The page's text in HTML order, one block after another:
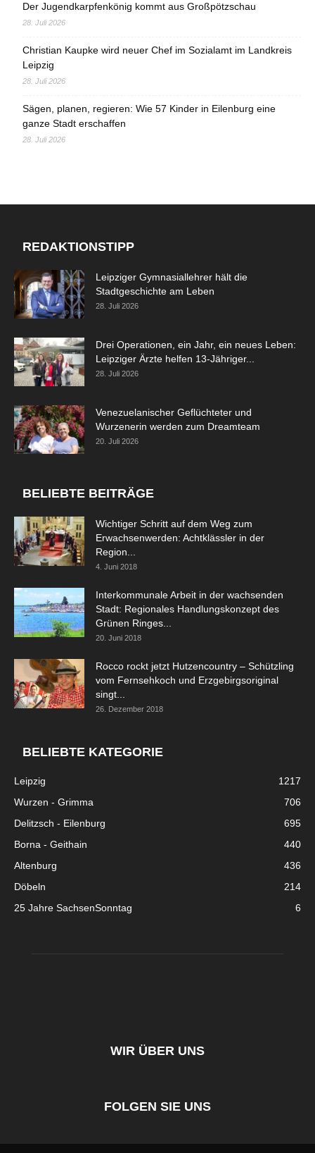
Der Jugendkarpfenkönig kommt aus Großpötzschau
28. Juli 2026
Christian Kaupke wird neuer Chef im Sozialamt im Landkreis
Leipzig
28. Juli 2026
Sägen, planen, regieren: Wie 57 Kinder in Eilenburg eine
ganze Stadt erschaffen
28. Juli 2026
REDAKTIONSTIPP
Leipziger Gymnasiallehrer hält die
Stadtgeschichte am Leben
28. Juli 2026
Drei Operationen, ein Jahr, ein neues Leben:
Leipziger Ärzte helfen 13-Jähriger...
28. Juli 2026
Venezuelanischer Geflüchteter und
Wurzenerin werden zum Dreamteam
20. Juli 2026
BELIEBTE BEITRÄGE
Wichtiger Schritt auf dem Weg zum
Erwachsenwerden: Achtklässler in der
Region...
4. Juni 2018
Interkommunale Arbeit in der wachsenden
Stadt: Regionales Handlungskonzept des
Grünen Ringes...
20. Juni 2018
Rocco rockt jetzt Hutzencountry – Schützling
vom Fernsehkoch und Erzgebirgsoriginal
singt...
26. Dezember 2018
BELIEBTE KATEGORIE
Leipzig
1217
Wurzen - Grimma
706
Delitzsch - Eilenburg
695
Borna - Geithain
440
Altenburg
436
Döbeln
214
25 Jahre SachsenSonntag
6
WIR ÜBER UNS
FOLGEN SIE UNS